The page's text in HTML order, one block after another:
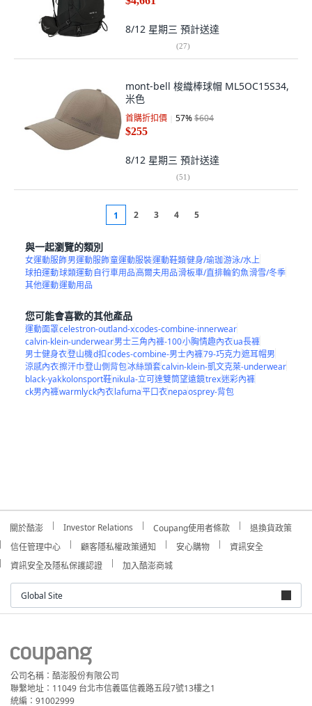
8/12 星期三 預計送達
(27)
mont-bell 梭織棒球帽 ML5OC15S34,
米色
首購折扣價 57%$604
$255
8/12 星期三 預計送達
(51)
1 2 3 4 5
與一起瀏覽的類別
女運動服飾男運動服飾童運動服裝運動鞋類健身/瑜珈游泳/水上
球拍運動球類運動自行車用品高爾夫用品滑板車/直排輪釣魚滑雪/冬季
其他運動運動用品
您可能會喜歡的其他產品
運動面罩celestron-outland-xcodes-combine-innerwear
calvin-klein-underwear男士三角內褲-100小胸情趣內衣ua長褲
男士健身衣登山機d扣codes-combine-男士內褲79-巧克力遮耳帽男
涼感內衣擦汗巾登山側背包冰絲頭套calvin-klein-凱文克萊-underwear
black-yakkolonsport鞋nikula-立可達雙筒望遠鏡trex迷彩內褲
ck男內褲warmlyck內衣lafuma平口衣nepaosprey-背包
關於酷澎 Investor Relations Coupang使用者條款
退換貨政策
信任管理中心
顧客隱私權政策通知 安心購物
資訊安全
資訊安全及隱私保護認證
加入酷澎商城
Global Site
公司名稱：酷澎股份有限公司
聯繫地址：11049 台北市信義區信義路五段7號13樓之1
統編：91002999